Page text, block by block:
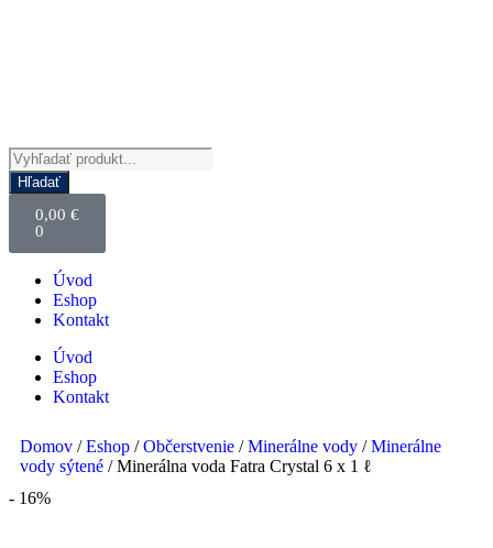
Hľadať
0,00 €
0
Úvod
Eshop
Kontakt
Úvod
Eshop
Kontakt
Domov /Eshop /Občerstvenie /Minerálne vody /Minerálne
vody sýtené / Minerálna voda Fatra Crystal 6 x 1 ℓ
- 16%